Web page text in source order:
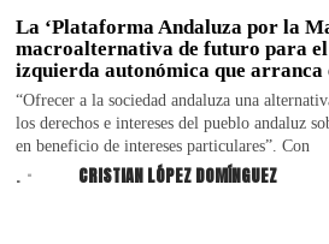
La ‘Plataforma Andaluza por la
macroalternativa de futuro para el
izquierda autonómica que arranca
“Ofrecer a la sociedad andaluza una
los derechos e intereses del pueblo andaluz
en beneficio de intereses particulares”. Con
. CRISTIAN LÓPEZ DOMÍNGUEZ